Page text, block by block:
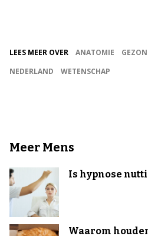
LEES MEER OVER ANATOMIE
NEDERLAND
WETENSCHAP
Meer Mens
Is hypnose
Waarom